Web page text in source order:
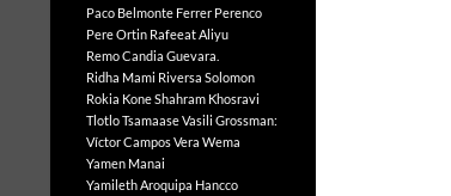
Paco Belmonte Ferrer Perenco
Pere Ortin Rafeeat Aliyu
Remo Candia Guevara.
Ridha Mami Riversa Solomon
Rokia KoneShahram Khosravi
Tlotlo TsamaaseVasili Grossman:
Víctor Campos Vera Wema
Yamen Manai
Yamileth Aroquipa Hancco